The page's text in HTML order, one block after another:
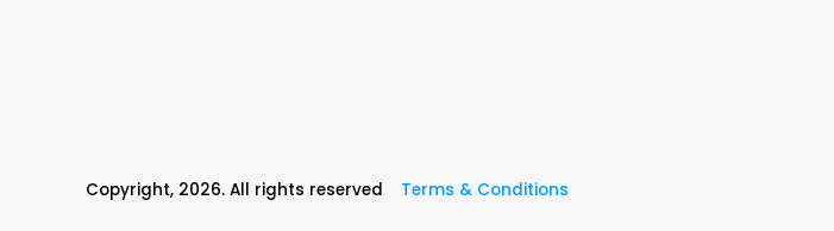
Copyright, 2026. All rights reserved Terms & Conditions